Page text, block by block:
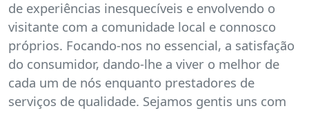
de experiências inesquecíveis e envolvendo o
visitante com a comunidade local e connosco
próprios. Focando-nos no essencial, a satisfação
do consumidor, dando-lhe a viver o melhor de
cada um de nós enquanto prestadores de
serviços de qualidade. Sejamos gentis uns com